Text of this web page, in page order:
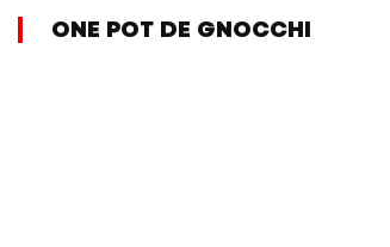
ONE POT DE GNOCCHI